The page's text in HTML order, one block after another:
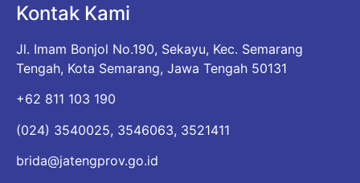
Kontak Kami
Jl. Imam Bonjol No.190, Sekayu, Kec. Semarang
Tengah, Kota Semarang, Jawa Tengah 50131
+62 811 103 190
(024) 3540025, 3546063, 3521411
brida@jatengprov.go.id